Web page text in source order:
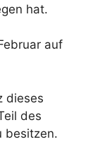
hat.
auf
dieses
des
besitzen.